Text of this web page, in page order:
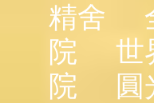
精舍
院
世
院